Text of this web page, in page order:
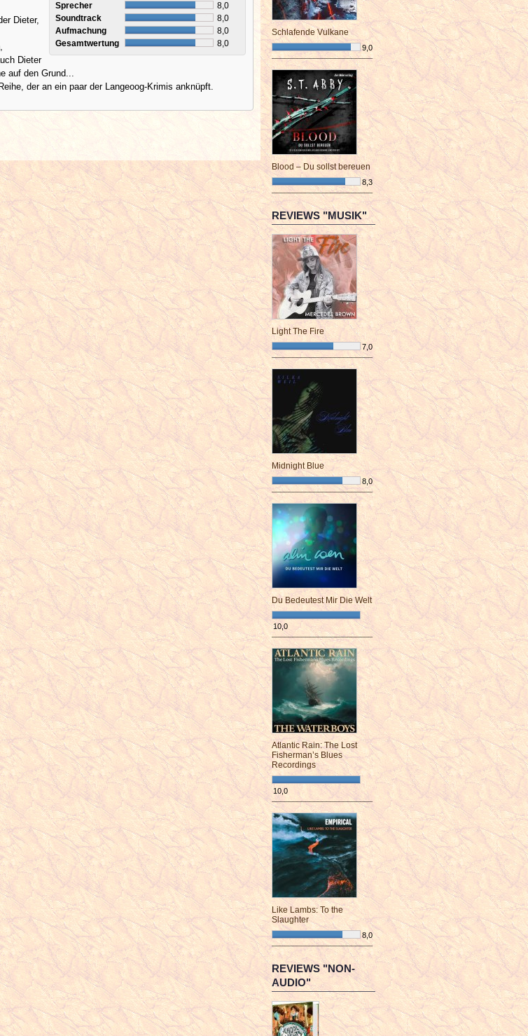
Sprecher
8,0
Soundtrack
8,0
Aufmachung
8,0
Gesamtwertung
8,0
Dieter,
Dieter
auf den Grund...
der an ein paar der Langeoog-Krimis anknüpft.
Schlafende Vulkane
9,0
¯¯¯¯¯¯¯¯¯¯¯¯¯¯¯¯¯¯¯¯¯¯¯¯
Blood – Du sollst bereuen
8,3
¯¯¯¯¯¯¯¯¯¯¯¯¯¯¯¯¯¯¯¯¯¯¯¯
REVIEWS "MUSIK"
Light The Fire
7,0
¯¯¯¯¯¯¯¯¯¯¯¯¯¯¯¯¯¯¯¯¯¯¯¯
Midnight Blue
8,0
¯¯¯¯¯¯¯¯¯¯¯¯¯¯¯¯¯¯¯¯¯¯¯¯
Du Bedeutest Mir Die Welt
10,0
¯¯¯¯¯¯¯¯¯¯¯¯¯¯¯¯¯¯¯¯¯¯¯¯
Atlantic Rain: The Lost
Fisherman’s Blues
Recordings
10,0
¯¯¯¯¯¯¯¯¯¯¯¯¯¯¯¯¯¯¯¯¯¯¯¯
Like Lambs: To the
Slaughter
8,0
¯¯¯¯¯¯¯¯¯¯¯¯¯¯¯¯¯¯¯¯¯¯¯¯
REVIEWS "NON-
AUDIO"